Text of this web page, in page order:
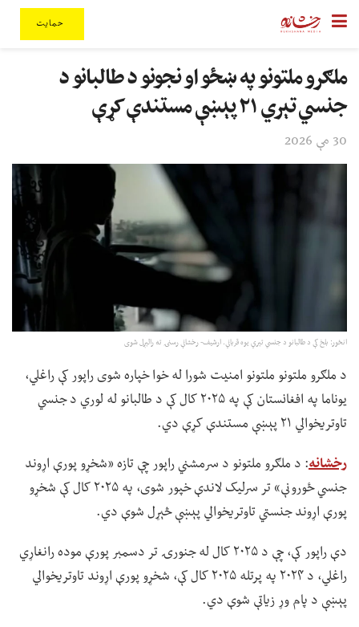
حمایت
ملګرو ملتونو په ښځو او نجونو د طالبانو د
جنسي تېري ۲۱ پېښې مستندې کړې
30 مې 2026
انځور: بلخ کې د طالبانو د جنسي تېري یوه قرباني. ارشیف- رخشانې رسنۍ ته رالېږل شوی
د ملګرو ملتونو ملتونو امنیت شورا له خوا خپاره شوی راپور کې راغلي،
یوناما په افغانستان کې په ۲۰۲۵ کال کې د طالبانو له لوري د جنسي
تاوتریخوالي ۲۱ پېښې مستندې کړې دي.
رخشانه: د ملګرو ملتونو د سرمشني راپور چې تازه «شخړو پورې اړوند
جنسي ځورونې» تر سرلیک لاندې خپور شوی، په ۲۰۲۵ کال کې شخړو
پورې اړوند جنستي تاوتریخوالي پېښې څېړل شوې دي.
دې راپور کې، چې د ۲۰۲۵ کال له جنورۍ تر دسمبر پورې موده رانغاړي
راغلي، د ۲۰۲۴ په پرتله ۲۰۲۵ کال کې، شخړو پورې اړوند تاوتریخوالي
پېښې د پام وړ زیاتې شوې دي.